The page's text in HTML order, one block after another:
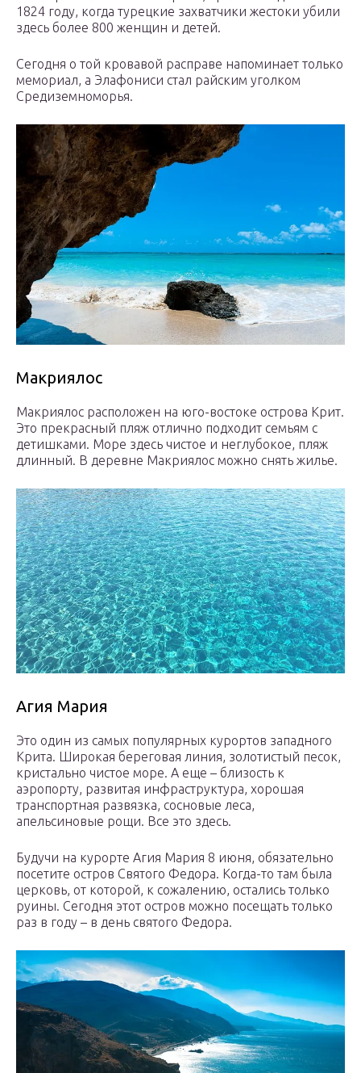
1824 году, когда турецкие захватчики жестоки убили
здесь более 800 женщин и детей.
Сегодня о той кровавой расправе напоминает только
мемориал, а Элафониси стал райским уголком
Средиземноморья.
Макриялос
Макриялос расположен на юго-востоке острова Крит.
Это прекрасный пляж отлично подходит семьям с
детишками. Море здесь чистое и неглубокое, пляж
длинный. В деревне Макриялос можно снять жилье.
Агия Мария
Это один из самых популярных курортов западного
Крита. Широкая береговая линия, золотистый песок,
кристально чистое море. А еще – близость к
аэропорту, развитая инфраструктура, хорошая
транспортная развязка, сосновые леса,
апельсиновые рощи. Все это здесь.
Будучи на курорте Агия Мария 8 июня, обязательно
посетите остров Святого Федора. Когда-то там была
церковь, от которой, к сожалению, остались только
руины. Сегодня этот остров можно посещать только
раз в году – в день святого Федора.